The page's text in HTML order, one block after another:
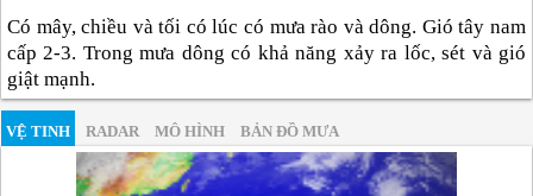
Có mây, chiều và tối có lúc có mưa rào và dông. Gió tây nam
cấp 2-3. Trong mưa dông có khả năng xảy ra lốc, sét và gió
giật mạnh.
VỆ TINH RADAR MÔ HÌNH BẢN ĐỒ MƯA